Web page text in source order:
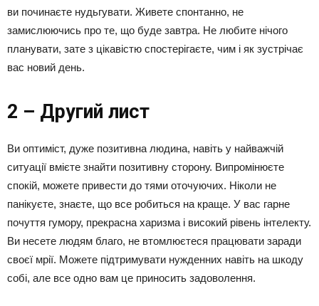
ви починаєте нудьгувати. Живете спонтанно, не
замислюючись про те, що буде завтра. Не любите нічого
планувати, зате з цікавістю спостерігаєте, чим і як зустрічає
вас новий день.
2 – Другий лист
Ви оптиміст, дуже позитивна людина, навіть у найважчій
ситуації вмієте знайти позитивну сторону. Випромінюєте
спокій, можете привести до тями оточуючих. Ніколи не
панікуєте, знаєте, що все робиться на краще. У вас гарне
почуття гумору, прекрасна харизма і високий рівень інтелекту.
Ви несете людям благо, не втомлюєтеся працювати заради
своєї мрії. Можете підтримувати нужденних навіть на шкоду
собі, але все одно вам це приносить задоволення.